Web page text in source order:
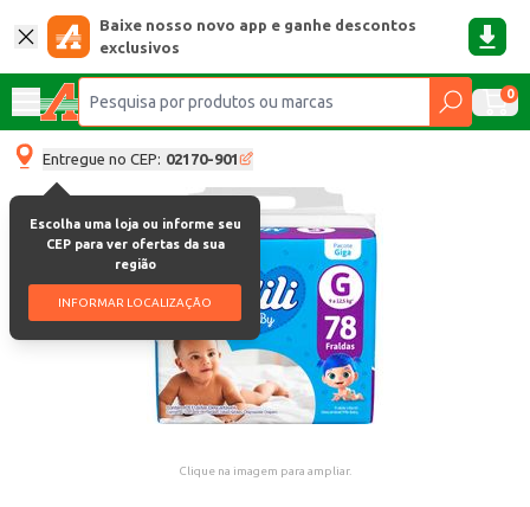
Baixe nosso novo app e ganhe descontos
exclusivos
0
Entregue no CEP: 02170-901
Escolha uma loja ou informe seu
CEP para ver ofertas da sua
região
INFORMAR LOCALIZAÇÃO
Clique na imagem para ampliar.